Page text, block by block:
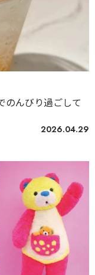
のんびり過ごして
2026.04.29